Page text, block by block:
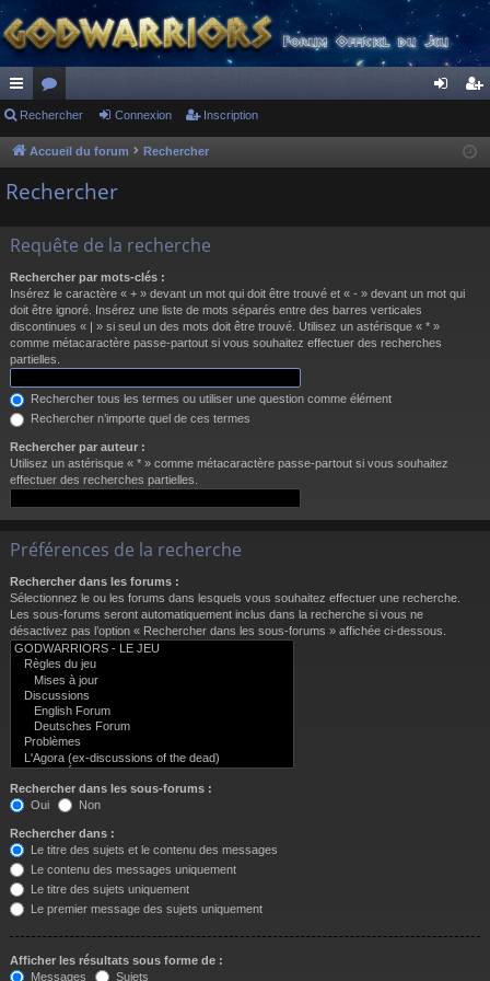
ac
co
ur
s
or
u
m
cri
Rechercher Connexion Inscription
Accueil du forum Rechercher
Rechercher
Requête de la recherche
Rechercher par mots-clés :
Insérez le caractère « + » devant un mot qui doit être trouvé et « - » devant un mot qui
doit être ignoré. Insérez une liste de mots séparés entre des barres verticales
discontinues « | » si seul un des mots doit être trouvé. Utilisez un astérisque « * »
comme métacaractère passe-partout si vous souhaitez effectuer des recherches
partielles.
Rechercher tous les termes ou utiliser une question comme élément
Rechercher n’importe quel de ces termes
Rechercher par auteur :
Utilisez un astérisque « * » comme métacaractère passe-partout si vous souhaitez
effectuer des recherches partielles.
Préférences de la recherche
Rechercher dans les forums :
Sélectionnez le ou les forums dans lesquels vous souhaitez effectuer une recherche.
Les sous-forums seront automatiquement inclus dans la recherche si vous ne
désactivez pas l’option « Rechercher dans les sous-forums » affichée ci-dessous.
Rechercher dans les sous-forums :
Oui
Non
Rechercher dans :
Le titre des sujets et le contenu des messages
Le contenu des messages uniquement
Le titre des sujets uniquement
Le premier message des sujets uniquement
Afficher les résultats sous forme de :
Messages
Sujets